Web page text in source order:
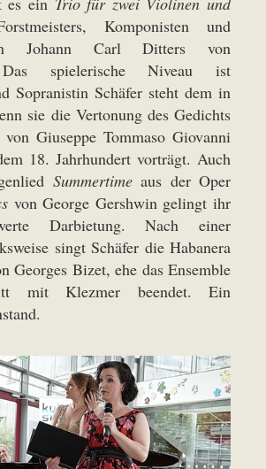
Komponisten und
Johann Carl Ditters von
spielerische Niveau ist
Sopranistin Schäfer steht dem in
sie die Vertonung des Gedichts
von Giuseppe Tommaso Giovanni
18. Jahrhundert vorträgt. Auch
Summertimeaus der Oper
von George Gershwin gelingt ihr
Darbietung. Nach einer
singt Schäfer die Habanera
Georges Bizet, ehe das Ensemble
mit Klezmer beendet. Ein